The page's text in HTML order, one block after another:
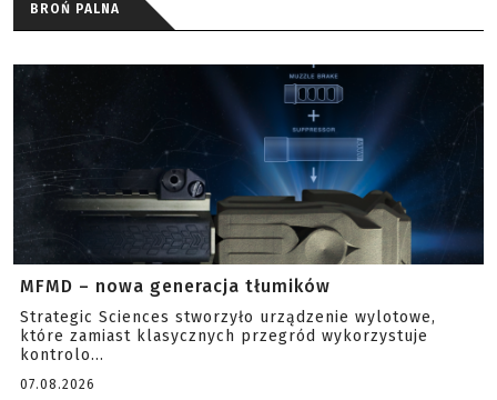
BROŃ PALNA
MFMD – nowa generacja tłumików
Strategic Sciences stworzyło urządzenie wylotowe,
które zamiast klasycznych przegród wykorzystuje
kontrolo...
07.08.2026